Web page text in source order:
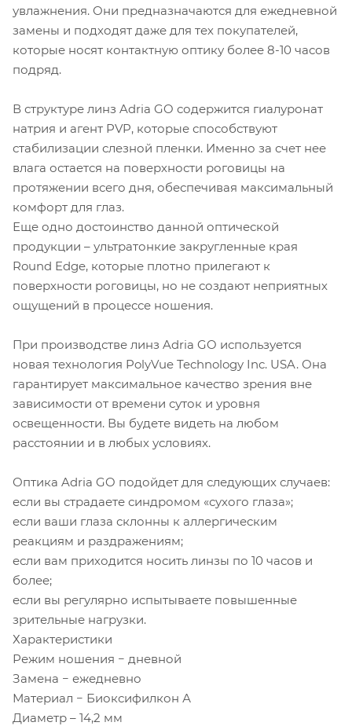
увлажнения. Они предназначаются для ежедневной
замены и подходят даже для тех покупателей,
которые носят контактную оптику более 8-10 часов
подряд.
В структуре линз Adria GO содержится гиалуронат
натрия и агент PVP, которые способствуют
стабилизации слезной пленки. Именно за счет нее
влага остается на поверхности роговицы на
протяжении всего дня, обеспечивая максимальный
комфорт для глаз.
Еще одно достоинство данной оптической
продукции – ультратонкие закругленные края
Round Edge, которые плотно прилегают к
поверхности роговицы, но не создают неприятных
ощущений в процессе ношения.
При производстве линз Adria GO используется
новая технология PolyVue Technology Inc. USA. Она
гарантирует максимальное качество зрения вне
зависимости от времени суток и уровня
освещенности. Вы будете видеть на любом
расстоянии и в любых условиях.
Оптика Adria GO подойдет для следующих случаев:
если вы страдаете синдромом «сухого глаза»;
если ваши глаза склонны к аллергическим
реакциям и раздражениям;
если вам приходится носить линзы по 10 часов и
более;
если вы регулярно испытываете повышенные
зрительные нагрузки.
Характеристики
Режим ношения − дневной
Замена − ежедневно
Материал − Биоксифилкон А
Диаметр – 14,2 мм